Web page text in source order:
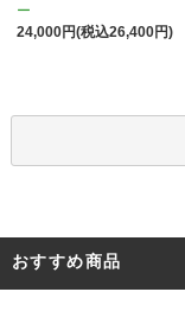
ー
24,000円(税込26,400円)
おすすめ商品